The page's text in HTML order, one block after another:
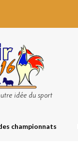
idée du sport
championnats